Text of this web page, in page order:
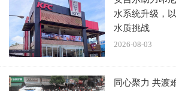
家电的名字还是你生活仪式感的
调名叫“给为师吹个欢乐的”，能get
资深学者；台灯是“书房伴读”，微波
膳”，热剩饭仿佛“登基”。
水系统升级，
水质挑战
2026-08-03
同心聚力 共渡